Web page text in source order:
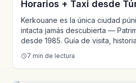
Horarios + Taxi desde
Kerkouane es la única ciudad
intacta jamás descubierta —
desde 1985. Guía de visita,
7 min de lectura